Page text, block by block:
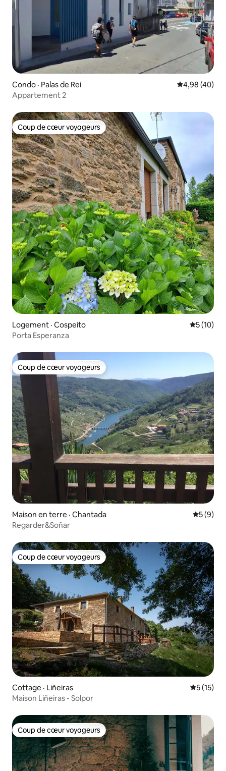
Condo · Palas de Rei Note
4,98 (40)
Appartement 2
Coup de cœur voyageurs
Coup de cœur voyageurs
Logement · Cospeito Note
5 (10)
Porta Esperanza
Coup de cœur voyageurs
Coup de cœur voyageurs
Maison en terre · Chantada Note
5 (9)
Regarder&Soñar
Coup de cœur voyageurs
Coup de cœur voyageurs
Cottage · Liñeiras Note
5 (15)
Maison Liñeiras - Solpor
Coup de cœur voyageurs
Coup de cœur voyageurs